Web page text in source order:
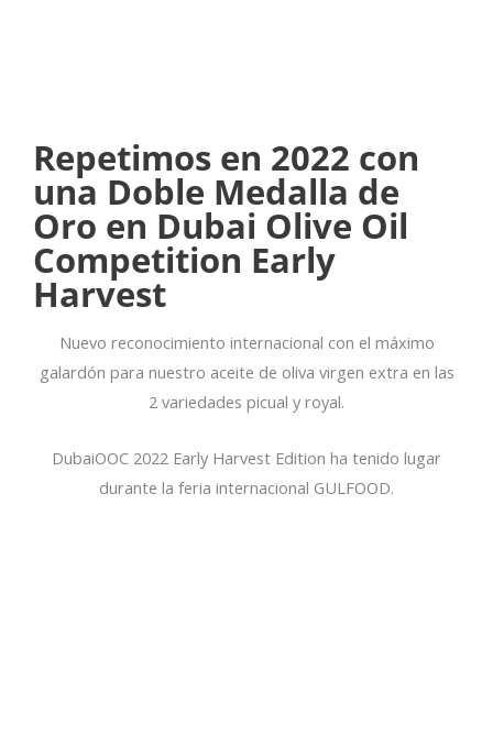
Repetimos en 2022 con
una Doble Medalla de
Oro en Dubai Olive Oil
Competition Early
Harvest
Nuevo reconocimiento internacional con el máximo
galardón para nuestro aceite de oliva virgen extra en las
2 variedades picual y royal.
DubaiOOC 2022 Early Harvest Edition ha tenido lugar
durante la feria internacional GULFOOD.